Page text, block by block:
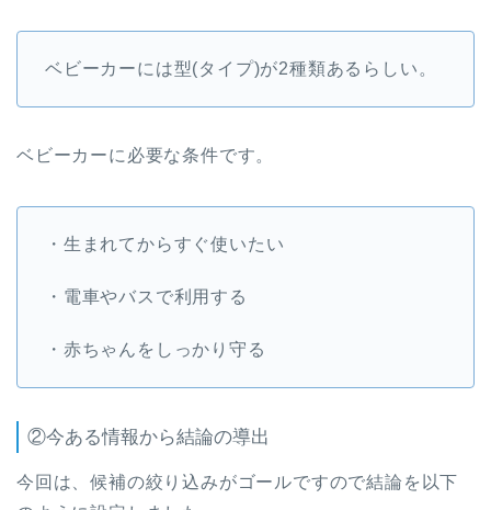
ベビーカーには型(タイプ)が2種類あるらしい。
ベビーカーに必要な条件です。
・生まれてからすぐ使いたい
・電車やバスで利用する
・赤ちゃんをしっかり守る
②今ある情報から結論の導出
今回は、候補の絞り込みがゴールですので結論を以下